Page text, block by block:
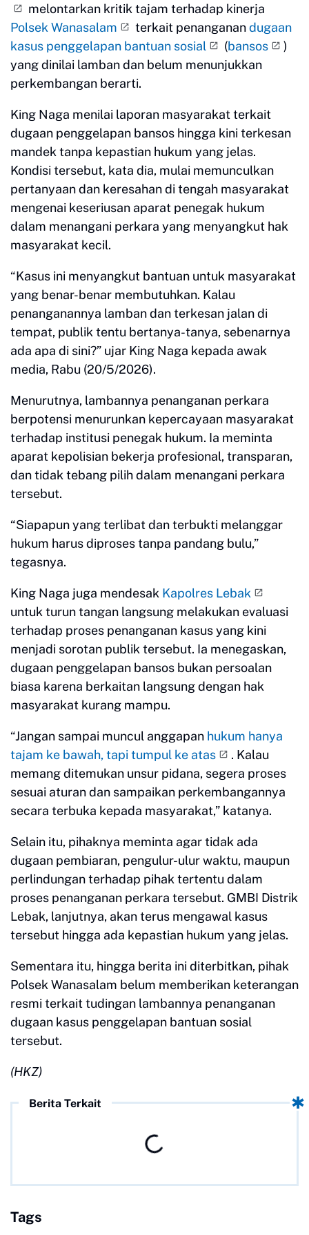
melontarkan kritik tajam terhadap kinerja
Polsek Wanasalam
terkait penanganandugaan
kasus penggelapan bantuan sosial
(bansos
)
yang dinilai lamban dan belum menunjukkan
perkembangan berarti.
King Naga menilai laporan masyarakat terkait
dugaan penggelapan bansos hingga kini terkesan
mandek tanpa kepastian hukum yang jelas.
Kondisi tersebut, kata dia, mulai memunculkan
pertanyaan dan keresahan di tengah masyarakat
mengenai keseriusan aparat penegak hukum
dalam menangani perkara yang menyangkut hak
masyarakat kecil.
“Kasus ini menyangkut bantuan untuk masyarakat
yang benar-benar membutuhkan. Kalau
penanganannya lamban dan terkesan jalan di
tempat, publik tentu bertanya-tanya, sebenarnya
ada apa di sini?” ujar King Naga kepada awak
media, Rabu (20/5/2026).
Menurutnya, lambannya penanganan perkara
berpotensi menurunkan kepercayaan masyarakat
terhadap institusi penegak hukum. Ia meminta
aparat kepolisian bekerja profesional, transparan,
dan tidak tebang pilih dalam menangani perkara
tersebut.
“Siapapun yang terlibat dan terbukti melanggar
hukum harus diproses tanpa pandang bulu,”
tegasnya.
King Naga juga mendesak Kapolres Lebak
untuk turun tangan langsung melakukan evaluasi
terhadap proses penanganan kasus yang kini
menjadi sorotan publik tersebut. Ia menegaskan,
dugaan penggelapan bansos bukan persoalan
biasa karena berkaitan langsung dengan hak
masyarakat kurang mampu.
“Jangan sampai muncul anggapan hukum hanya
tajam ke bawah, tapi tumpul ke atas
. Kalau
memang ditemukan unsur pidana, segera proses
sesuai aturan dan sampaikan perkembangannya
secara terbuka kepada masyarakat,” katanya.
Selain itu, pihaknya meminta agar tidak ada
dugaan pembiaran, pengulur-ulur waktu, maupun
perlindungan terhadap pihak tertentu dalam
proses penanganan perkara tersebut. GMBI Distrik
Lebak, lanjutnya, akan terus mengawal kasus
tersebut hingga ada kepastian hukum yang jelas.
Sementara itu, hingga berita ini diterbitkan, pihak
Polsek Wanasalam belum memberikan keterangan
resmi terkait tudingan lambannya penanganan
dugaan kasus penggelapan bantuan sosial
tersebut.
(HKZ)
Berita Terkait
Tags